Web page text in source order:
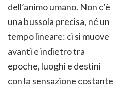
dell’animo umano. Non c’è
una bussola precisa, né un
tempo lineare: ci si muove
avanti e indietro tra
epoche, luoghi e destini
con la sensazione costante